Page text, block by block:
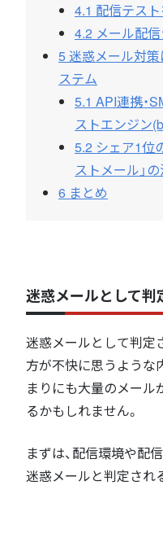
4.1 配信テス
4.2 メール配
5迷惑メール対
ステム
5.1 API連携・
ストエンジン
5.2 シェア1位
ストメール」
6 まとめ
迷惑メールとして
迷惑メールとして判定
方が不快に思うような
まりにも大量のメール
るかもしれません。
まずは、配信環境や配
迷惑メールと判定され